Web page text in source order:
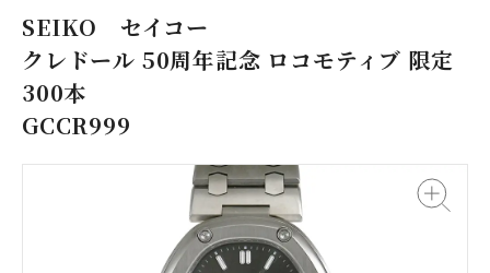
SEIKO セイコー
クレドール 50周年記念 ロコモティブ 限定
300本
GCCR999